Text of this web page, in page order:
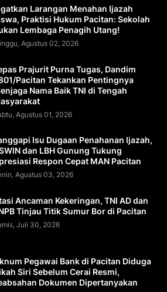
Larangan Menahan Ijazah
Praktisi Hukum Pacitan: Sekolah
Lembaga Penagih Utang!
Agustus 02, 2026
Prajurit Purna Tugas, Dandim
Pacitan Tekankan Pentingnya
Nama Baik TNI di Tengah
Agustus 01, 2026
Isu Dugaan Penahanan Ijazah,
dan LBH Gunung Tukung
Respon Cepat MAN Pacitan
Agustus 03, 2026
Ancaman Kekeringan, TNI AD dan
Tinjau Titik Sumur Bor di Pacitan
Juli 30, 2026
Pegawai Bank di Pacitan Diduga
Siri Sebelum Cerai Resmi,
Dokumen Dipertanyakan